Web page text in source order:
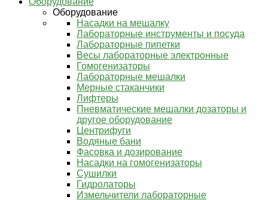
Оборудование
Насадки на мешалку
Лабораторные инструменты и посуда
Лабораторные пипетки
Весы лабораторные электронные
Гомогенизаторы
Лабораторные мешалки
Мерные стаканчики
Лифтеры
Пневматические мешалки дозаторы и
другое оборудование
Центрифуги
Водяные бани
Фасовка и дозирование
Насадки на гомогенизаторы
Сушилки
Гидролаторы
Измельчители лабораторные